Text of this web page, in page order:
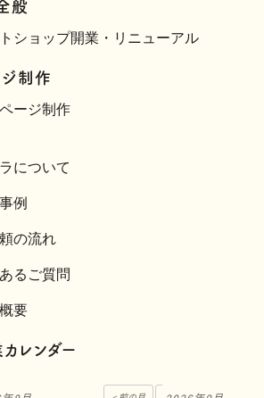
般
ショップ開業・リニューアル
制作
ージ制作
について
例
の流れ
るご質問
要
レンダー